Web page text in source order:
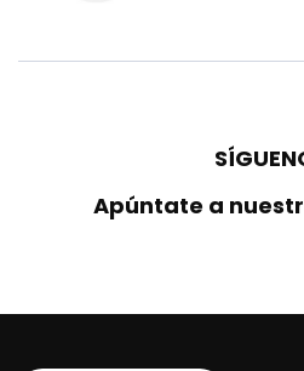
Apúntate a